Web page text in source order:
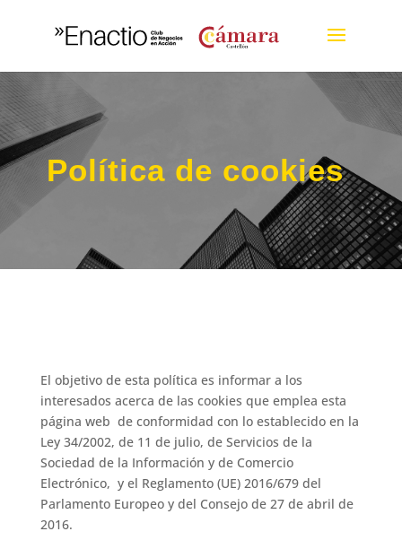
Política de cookies
El objetivo de esta política es informar a los
interesados acerca de las cookies que emplea esta
página web de conformidad con lo establecido en la
Ley 34/2002, de 11 de julio, de Servicios de la
Sociedad de la Información y de Comercio
Electrónico, y el Reglamento (UE) 2016/679 del
Parlamento Europeo y del Consejo de 27 de abril de
2016.